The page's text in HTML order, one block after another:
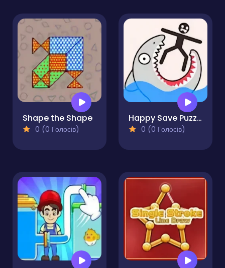
Shape the Shape
0 (0 Голосів)
Happy Save Puzzle
0 (0 Голосів)